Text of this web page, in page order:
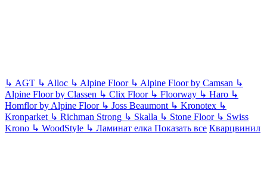
↳ AGT ↳ Alloc ↳ Alpine Floor ↳ Alpine Floor by Camsan ↳
Alpine Floor by Classen ↳ Clix Floor ↳ Floorway ↳ Haro ↳
Homflor by Alpine Floor ↳ Joss Beaumont ↳ Kronotex ↳
Kronparket ↳ Richman Strong ↳ Skalla ↳ Stone Floor ↳ Swiss
Krono ↳ WoodStyle ↳ Ламинат елка Показать все Кварцвинил